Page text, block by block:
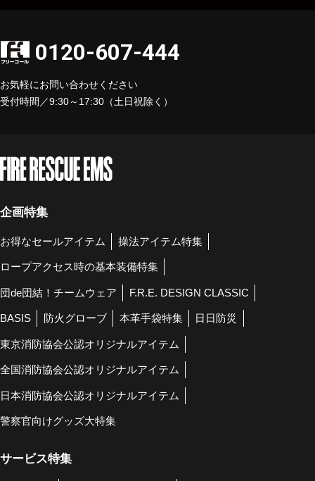
0120-607-444
お気軽にお問い合わせください
受付時間／9:30～17:30（土日祝除く）
企画特集
お得なセールアイテム 操法アイテム特集
ロープアクセス時の基本装備特集
団de団結！チームウェア F.R.E. DESIGN CLASSIC
BASIS 防火グローブ 本革手袋特集 日日防災
東京消防協会公認オリジナルアイテム
全国消防協会公認オリジナルアイテム
日本消防協会公認オリジナルアイテム
警察官向けグッズ大特集
サービス特集